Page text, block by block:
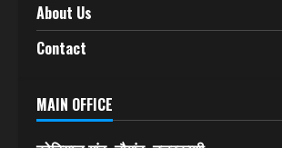
About Us
Contact
MAIN OFFICE